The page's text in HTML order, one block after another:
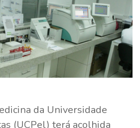
da Universidade
(UCPel) terá acolhida